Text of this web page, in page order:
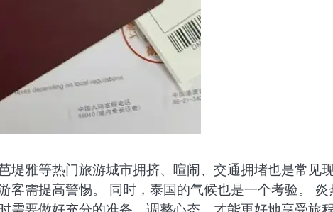
堤雅等热门旅游城市拥挤、喧闹、交通拥堵也是常见
客需提高警惕。 同时，泰国的气候也是一个考验。 炎